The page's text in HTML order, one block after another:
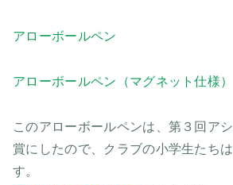
アローボールペン
アローボールペン（マグネット仕様）
このアローボールペンは、第３回ア
賞にしたので、クラブの小学生たち
す。